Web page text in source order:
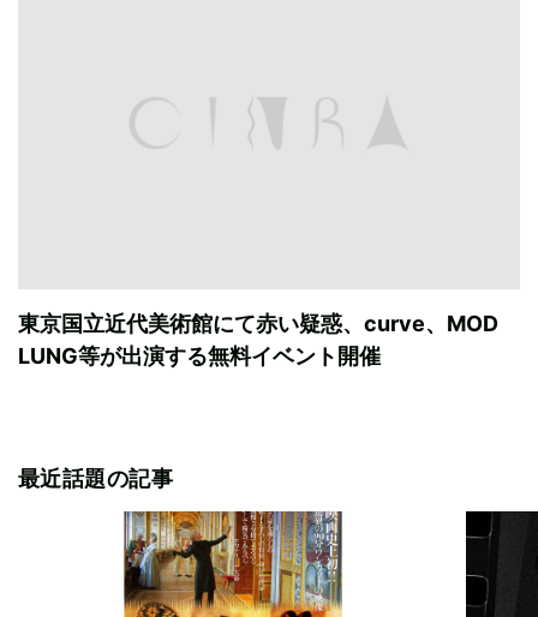
東京国立近代美術館にて赤い疑惑、curve、MOD
LUNG等が出演する無料イベント開催
最近話題の記事